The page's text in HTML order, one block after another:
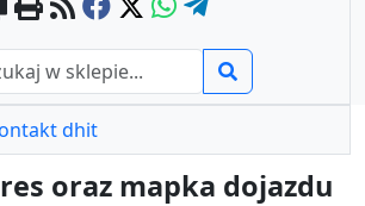
dhit
oraz mapka dojazdu